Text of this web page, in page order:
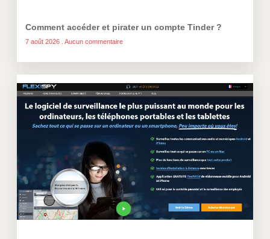
Comment accéder et pirater un compte Tinder ?
7 août 2026 Aucun commentaire